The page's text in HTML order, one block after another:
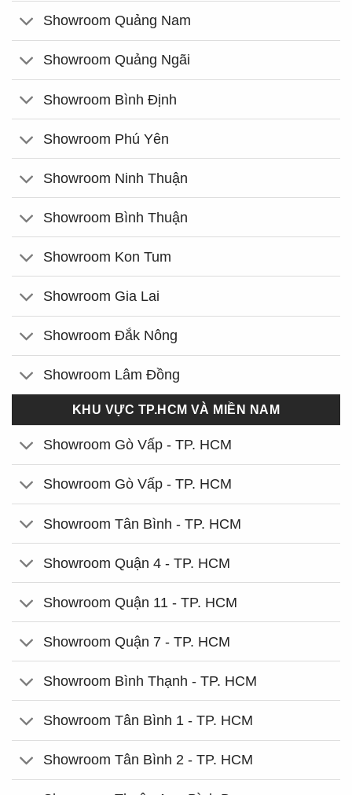
Showroom Quảng Nam
Showroom Quảng Ngãi
Showroom Bình Định
Showroom Phú Yên
Showroom Ninh Thuận
Showroom Bình Thuận
Showroom Kon Tum
Showroom Gia Lai
Showroom Đắk Nông
Showroom Lâm Đồng
KHU VỰC TP.HCM VÀ MIỀN NAM
Showroom Gò Vấp - TP. HCM
Showroom Gò Vấp - TP. HCM
Showroom Tân Bình - TP. HCM
Showroom Quận 4 - TP. HCM
Showroom Quận 11 - TP. HCM
Showroom Quận 7 - TP. HCM
Showroom Bình Thạnh - TP. HCM
Showroom Tân Bình 1 - TP. HCM
Showroom Tân Bình 2 - TP. HCM